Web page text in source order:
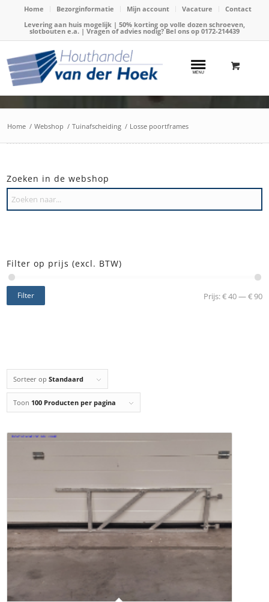
Home Bezorginformatie Mijn account Vacature
Contact
Levering aan huis mogelijk | 50% korting op volle dozen schroeven,
slotbouten e.a. | Vragen of advies nodig? Bel ons op 0172-214439
Home / Webshop / Tuinafscheiding / Losse poortframes
Sorteer opStandaard
Toon 100 Producten per pagina
Zoeken in de webshop
Filter op prijs (excl. BTW)
Filter Prijs:€ 40—€ 90